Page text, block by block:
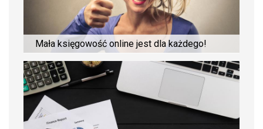
Mała księgowość online jest dla każdego!